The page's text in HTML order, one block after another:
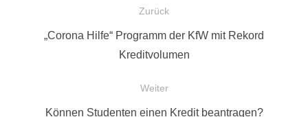
BeitragsnavigationZurück
Vorheriger
„Corona Hilfe“ Programm der KfW mit Rekord
Kreditvolumen
Weiter
Nächster
Können Studenten einen Kredit beantragen?